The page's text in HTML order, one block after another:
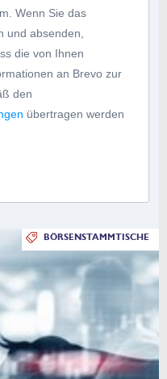
Wenn Sie das
und absenden,
die von Ihnen
an Brevo zur
den
übertragen werden
BÖRSENSTAMMTISCHE